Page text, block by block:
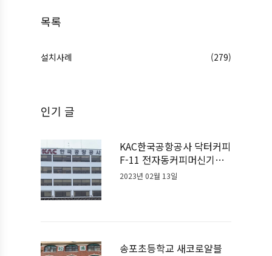
목록
설치사례 (279)
인기 글
KAC한국공항공사 닥터커피
F-11 전자동커피머신기계
설치사례
2023년 02월 13일
송포초등학교 새코로얄블